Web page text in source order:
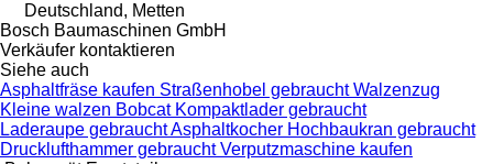
Deutschland, Metten
Bosch Baumaschinen GmbH
Verkäufer kontaktieren
Siehe auch
Asphaltfräse kaufen Straßenhobel gebrauchtWalzenzug
Kleine walzen Bobcat Kompaktlader gebraucht
Laderaupe gebrauchtAsphaltkocher Hochbaukran gebraucht
Drucklufthammer gebrauchtVerputzmaschine kaufen